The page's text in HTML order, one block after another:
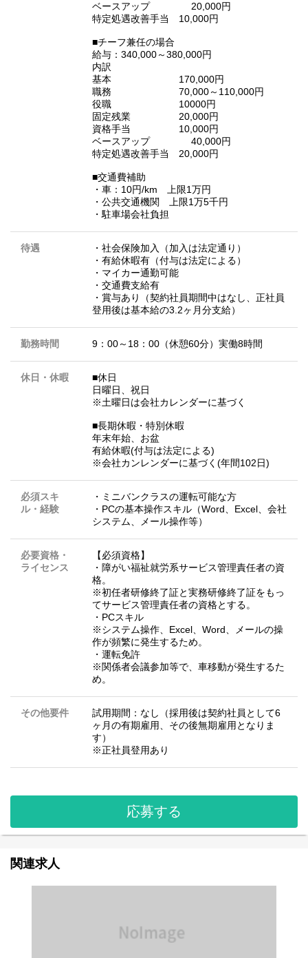
ベースアップ 20,000円
特定処遇改善手当 10,000円
■チーフ兼任の場合
給与：340,000～380,000円
内訳
基本 170,000円
職務 70,000～110,000円
役職 10000円
固定残業 20,000円
資格手当 10,000円
ベースアップ 40,000円
特定処遇改善手当 20,000円
■交通費補助
・車：10円/km 上限1万円
・公共交通機関 上限1万5千円
・駐車場会社負担
待遇
・社会保険加入（加入は法定通り）
・有給休暇有（付与は法定による）
・マイカー通勤可能
・交通費支給有
・賞与あり（契約社員期間中はなし、正社員
登用後は基本給の3.2ヶ月分支給）
勤務時間 9：00～18：00（休憩60分）実働8時間
休日・休暇
■休日
日曜日、祝日
※土曜日は会社カレンダーに基づく
■長期休暇・特別休暇
年末年始、お盆
有給休暇(付与は法定による)
※会社カンレンダーに基づく(年間102日)
必須スキ
ル・経験
・ミニバンクラスの運転可能な方
・PCの基本操作スキル（Word、Excel、会社
システム、メール操作等）
必要資格・
ライセンス
【必須資格】
・障がい福祉就労系サービス管理責任者の資
格。
※初任者研修終了証と実務研修終了証をもっ
てサービス管理責任者の資格とする。
・PCスキル
※システム操作、Excel、Word、メールの操
作が頻繁に発生するため。
・運転免許
※関係者会議参加等で、車移動が発生するた
め。
その他要件
試用期間：なし（採用後は契約社員として6
ヶ月の有期雇用、その後無期雇用となりま
す）
※正社員登用あり
応募する
関連求人